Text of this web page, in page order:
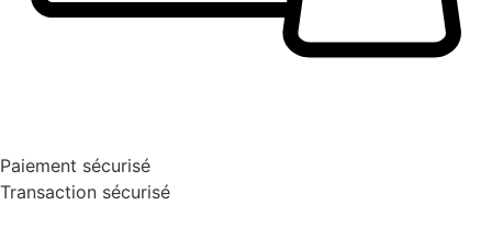
Paiement sécurisé
Transaction sécurisé